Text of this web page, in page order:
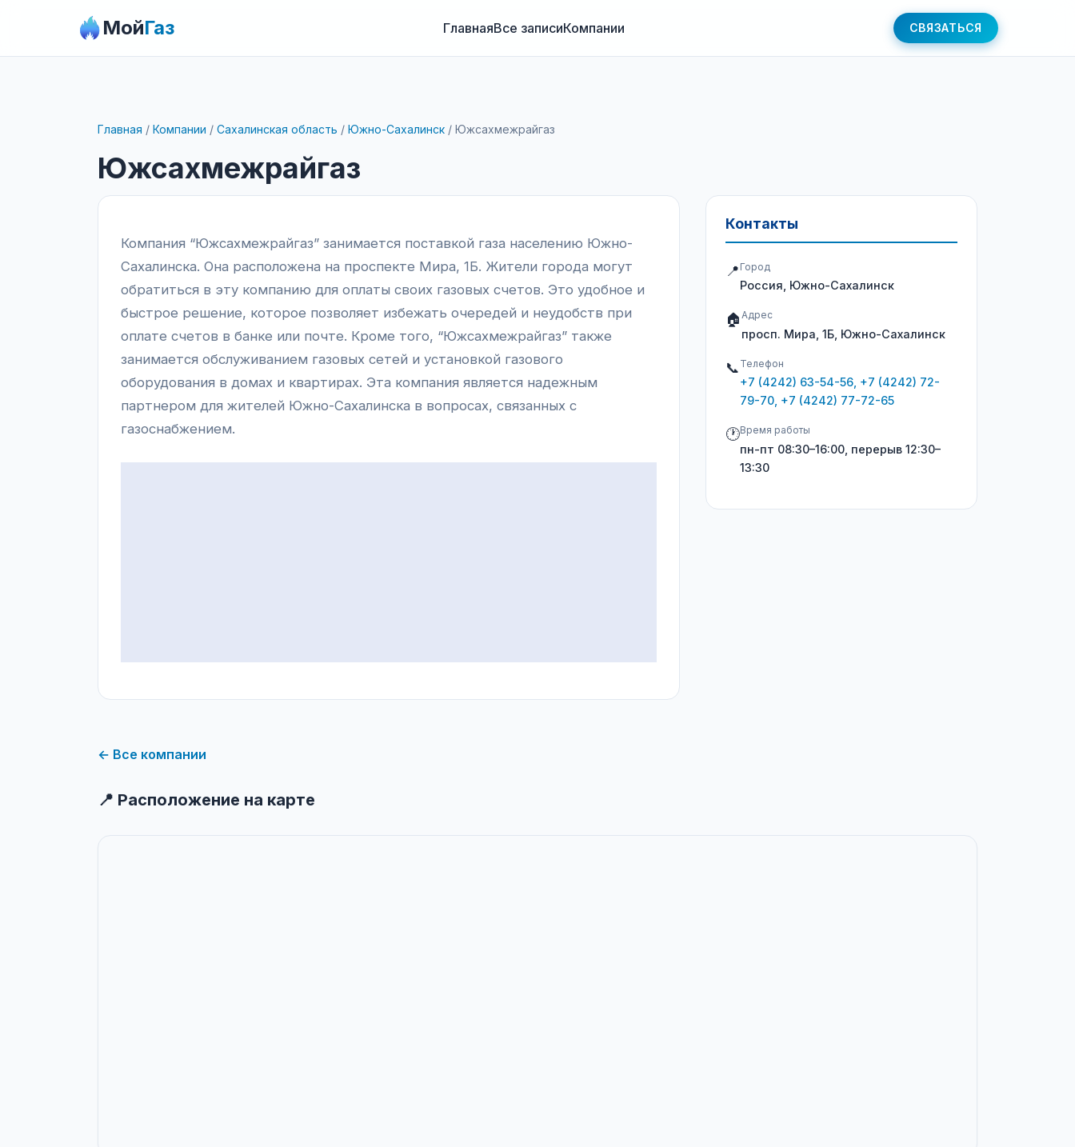
МойГаз ГлавнаяВсе записиКомпании СВЯЗАТЬСЯ
Главная / Компании / Сахалинская область / Южно-Сахалинск / Южсахмежрайгаз
Южсахмежрайгаз
Компания “Южсахмежрайгаз” занимается поставкой газа населению Южно-
Сахалинска. Она расположена на проспекте Мира, 1Б. Жители города могут
обратиться в эту компанию для оплаты своих газовых счетов. Это удобное и
быстрое решение, которое позволяет избежать очередей и неудобств при
оплате счетов в банке или почте. Кроме того, “Южсахмежрайгаз” также
занимается обслуживанием газовых сетей и установкой газового
оборудования в домах и квартирах. Эта компания является надежным
партнером для жителей Южно-Сахалинска в вопросах, связанных с
газоснабжением.
Контакты
📍 Город
Россия, Южно-Сахалинск
🏠 Адрес
просп. Мира, 1Б, Южно-Сахалинск
📞 Телефон
+7 (4242) 63-54-56, +7 (4242) 72-
79-70, +7 (4242) 77-72-65
🕐Время работы
пн-пт 08:30–16:00, перерыв 12:30–
13:30
← Все компании
📍 Расположение на карте